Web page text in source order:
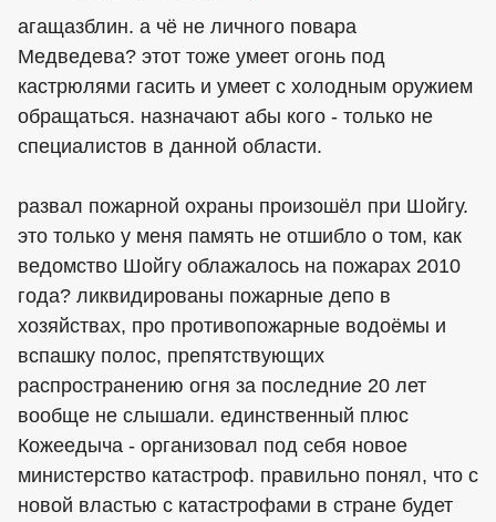
агащазблин. а чё не личного повара
Медведева? этот тоже умеет огонь под
кастрюлями гасить и умеет с холодным оружием
обращаться. назначают абы кого - только не
специалистов в данной области.
развал пожарной охраны произошёл при Шойгу.
это только у меня память не отшибло о том, как
ведомство Шойгу облажалось на пожарах 2010
года? ликвидированы пожарные депо в
хозяйствах, про противопожарные водоёмы и
вспашку полос, препятствующих
распространению огня за последние 20 лет
вообще не слышали. единственный плюс
Кожеедыча - организовал под себя новое
министерство катастроф. правильно понял, что с
новой властью с катастрофами в стране будет